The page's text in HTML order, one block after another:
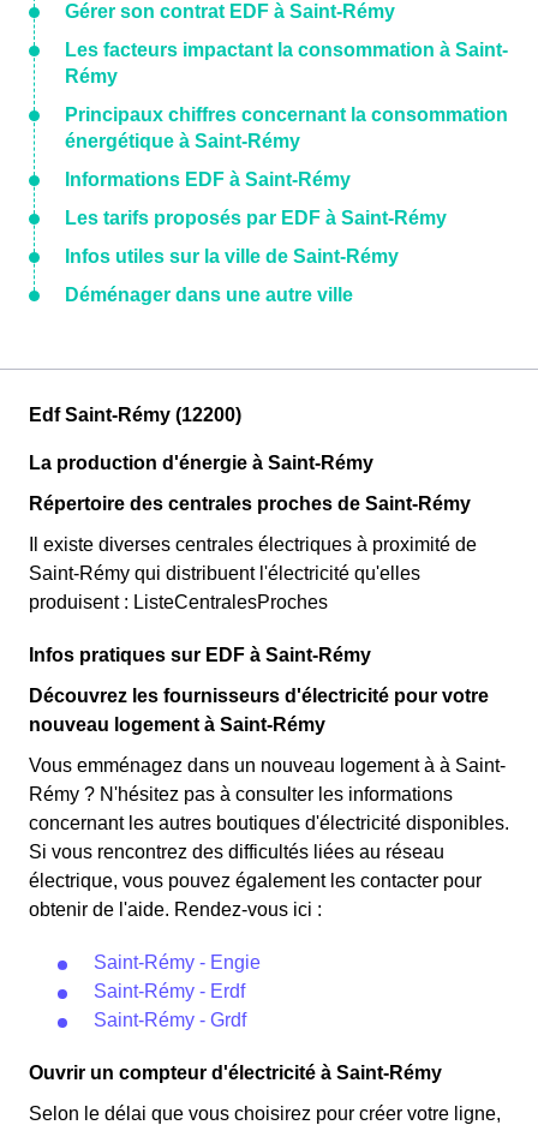
Gérer son contrat EDF à Saint-Rémy
Les facteurs impactant la consommation à Saint-
Rémy
Principaux chiffres concernant la consommation
énergétique à Saint-Rémy
Informations EDF à Saint-Rémy
Les tarifs proposés par EDF à Saint-Rémy
Infos utiles sur la ville de Saint-Rémy
Déménager dans une autre ville
Edf Saint-Rémy (12200)
La production d'énergie à Saint-Rémy
Répertoire des centrales proches de Saint-Rémy
Il existe diverses centrales électriques à proximité de
Saint-Rémy qui distribuent l'électricité qu'elles
produisent : ListeCentralesProches
Infos pratiques sur EDF à Saint-Rémy
Découvrez les fournisseurs d'électricité pour votre
nouveau logement à Saint-Rémy
Vous emménagez dans un nouveau logement à à Saint-
Rémy ? N'hésitez pas à consulter les informations
concernant les autres boutiques d'électricité disponibles.
Si vous rencontrez des difficultés liées au réseau
électrique, vous pouvez également les contacter pour
obtenir de l'aide. Rendez-vous ici :
Saint-Rémy - Engie
Saint-Rémy - Erdf
Saint-Rémy - Grdf
Ouvrir un compteur d'électricité à Saint-Rémy
Selon le délai que vous choisirez pour créer votre ligne,